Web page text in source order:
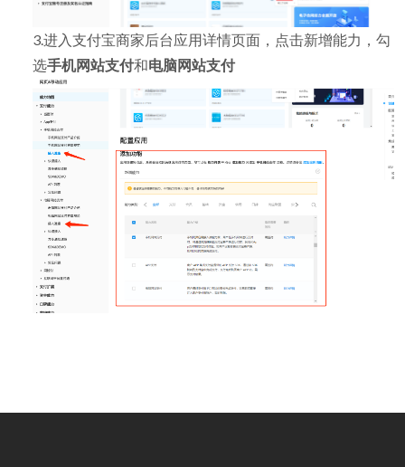
3.进入支付宝商家后台应用详情页面，点击新增能力，勾
选手机网站支付和电脑网站支付